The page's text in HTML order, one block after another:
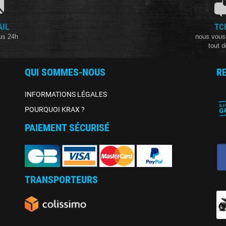
24h
nous
tout
QUI SOMMES-NOUS
INFORMATIONS LÉGALES
POURQUOI KRAX ?
PAIEMENT SÉCURISÉ
TRANSPORTEURS